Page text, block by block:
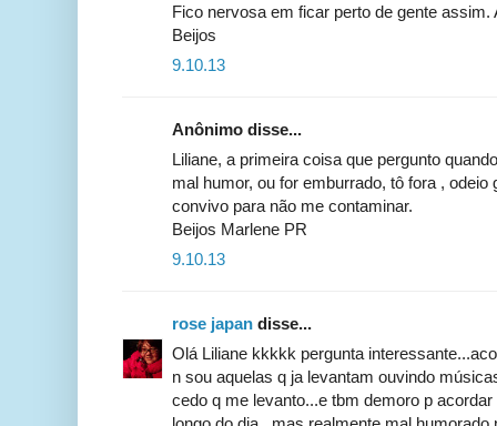
Fico nervosa em ficar perto de gente
Beijos
9.10.13
Anônimo disse...
Liliane, a primeira coisa que pergunto
mal humor, ou for emburrado, tô fora ,
convivo para não me contaminar.
Beijos Marlene PR
9.10.13
rose japan disse...
Olá Liliane kkkkk pergunta
n sou aquelas q ja levantam ouvindo
cedo q me levanto...e tbm demoro p